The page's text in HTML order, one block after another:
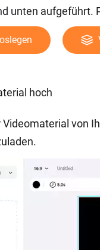
unten aufgeführt.
hoch
von